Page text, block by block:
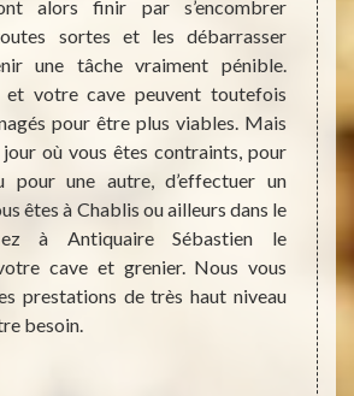
alors finir par s’encombrer
sortes et les débarrasser
une tâche vraiment pénible.
votre cave peuvent toutefois
pour être plus viables. Mais
où vous êtes contraints, pour
pour une autre, d’effectuer un
êtes à Chablis ou ailleurs dans le
à Antiquaire Sébastien le
cave et grenier. Nous vous
prestations de très haut niveau
besoin.
des
et